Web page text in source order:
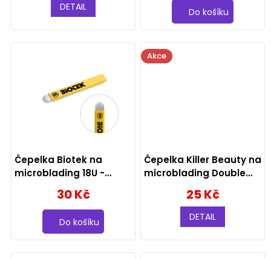
u
DETAIL Do košíku
Čepelka Biotek na
microblading 18U -
30 Kč
Do košíku
Akce
Čepelka Killer Beauty na
microblading Double
25 Kč
DETAIL